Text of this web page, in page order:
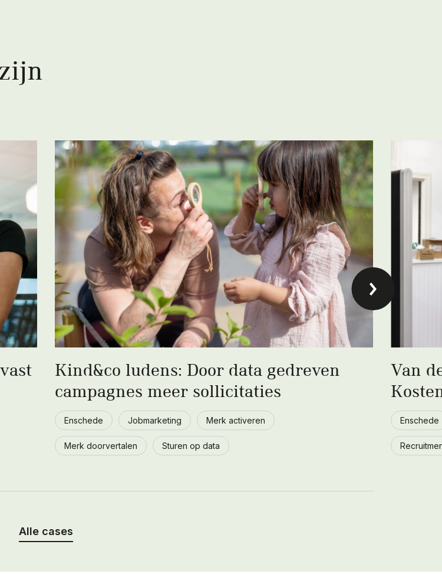
Kind&co ludens: Door data gedreven
campagnes meer sollicitaties
Enschede Jobmarketing Merk activeren
Merk doorvertalen Sturen op data
Van
Enschede
Alle cases